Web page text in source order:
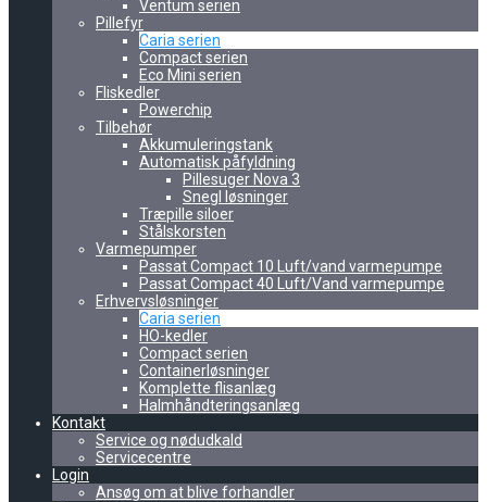
Ventum serien
Pillefyr
Caria serien
Compact serien
Eco Mini serien
Fliskedler
Powerchip
Tilbehør
Akkumuleringstank
Automatisk påfyldning
Pillesuger Nova 3
Snegl løsninger
Træpille siloer
Stålskorsten
Varmepumper
Passat Compact 10 Luft/vand varmepumpe
Passat Compact 40 Luft/Vand varmepumpe
Erhvervsløsninger
Caria serien
HO-kedler
Compact serien
Containerløsninger
Komplette flisanlæg
Halmhåndteringsanlæg
Kontakt
Service og nødudkald
Servicecentre
Login
Ansøg om at blive forhandler